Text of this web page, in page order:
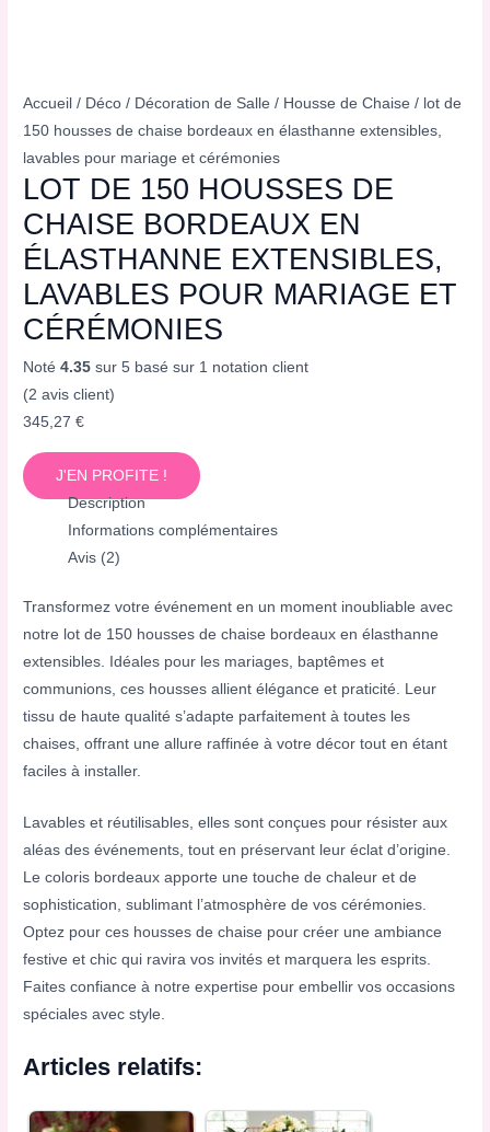
Accueil / Déco / Décoration de Salle / Housse de Chaise / lot de
150 housses de chaise bordeaux en élasthanne extensibles,
lavables pour mariage et cérémonies
LOT DE 150 HOUSSES DE
CHAISE BORDEAUX EN
ÉLASTHANNE EXTENSIBLES,
LAVABLES POUR MARIAGE ET
CÉRÉMONIES
Noté4.35 sur 5 basé sur 1 notation client
(2 avis client)
345,27€
J'EN PROFITE !
Description
Informations complémentaires
Avis (2)
Transformez votre événement en un moment inoubliable avec
notre lot de 150 housses de chaise bordeaux en élasthanne
extensibles. Idéales pour les mariages, baptêmes et
communions, ces housses allient élégance et praticité. Leur
tissu de haute qualité s’adapte parfaitement à toutes les
chaises, offrant une allure raffinée à votre décor tout en étant
faciles à installer.
Lavables et réutilisables, elles sont conçues pour résister aux
aléas des événements, tout en préservant leur éclat d’origine.
Le coloris bordeaux apporte une touche de chaleur et de
sophistication, sublimant l’atmosphère de vos cérémonies.
Optez pour ces housses de chaise pour créer une ambiance
festive et chic qui ravira vos invités et marquera les esprits.
Faites confiance à notre expertise pour embellir vos occasions
spéciales avec style.
Articles relatifs: